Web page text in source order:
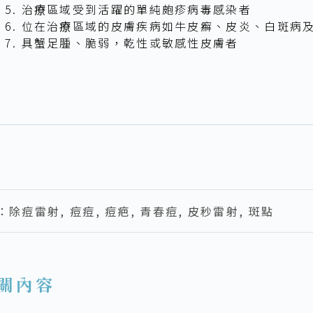
治療區域受到活躍的單純皰疹病毒感染者
位在治療區域的皮膚疾病如牛皮癬、皮炎、白斑病
具蟹足腫、脆弱，乾性或敏感性皮膚者
除痘雷射, 痘痘, 痘疤, 青春痘, 皮秒雷射, 斑點
內容